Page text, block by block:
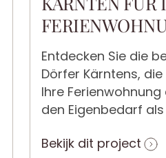
Entdecken Sie die
Dörfer Kärntens,
Ihre
den Eigenbedarf als
Bekijk dit project